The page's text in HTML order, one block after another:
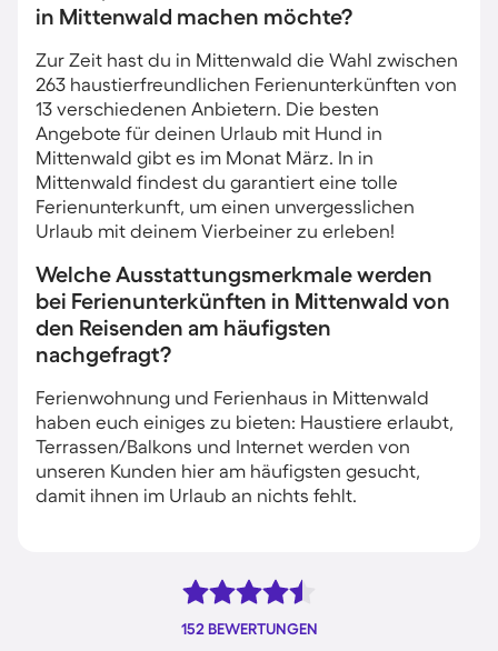
in Mittenwald machen möchte?
Zur Zeit hast du in Mittenwald die Wahl zwischen
263 haustierfreundlichen Ferienunterkünften von
13 verschiedenen Anbietern. Die besten
Angebote für deinen Urlaub mit Hund in
Mittenwald gibt es im Monat März. In in
Mittenwald findest du garantiert eine tolle
Ferienunterkunft, um einen unvergesslichen
Urlaub mit deinem Vierbeiner zu erleben!
Welche Ausstattungsmerkmale werden
bei Ferienunterkünften in Mittenwald von
den Reisenden am häufigsten
nachgefragt?
Ferienwohnung und Ferienhaus in Mittenwald
haben euch einiges zu bieten: Haustiere erlaubt,
Terrassen/Balkons und Internet werden von
unseren Kunden hier am häufigsten gesucht,
damit ihnen im Urlaub an nichts fehlt.
152 BEWERTUNGEN